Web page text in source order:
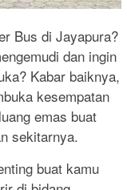
Bus di Jayapura?
dan ingin
Kabar baiknya,
kesempatan
emas buat
sekitarnya.
buat kamu